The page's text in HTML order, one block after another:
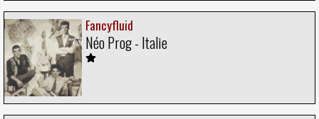
Fancyfluid
Néo Prog - Italie